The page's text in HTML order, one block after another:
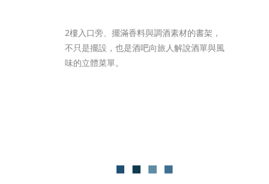
2樓入口旁、擺滿香料與調酒素材的書架，
不只是擺設，也是酒吧向旅人解說酒單與風
味的立體菜單。